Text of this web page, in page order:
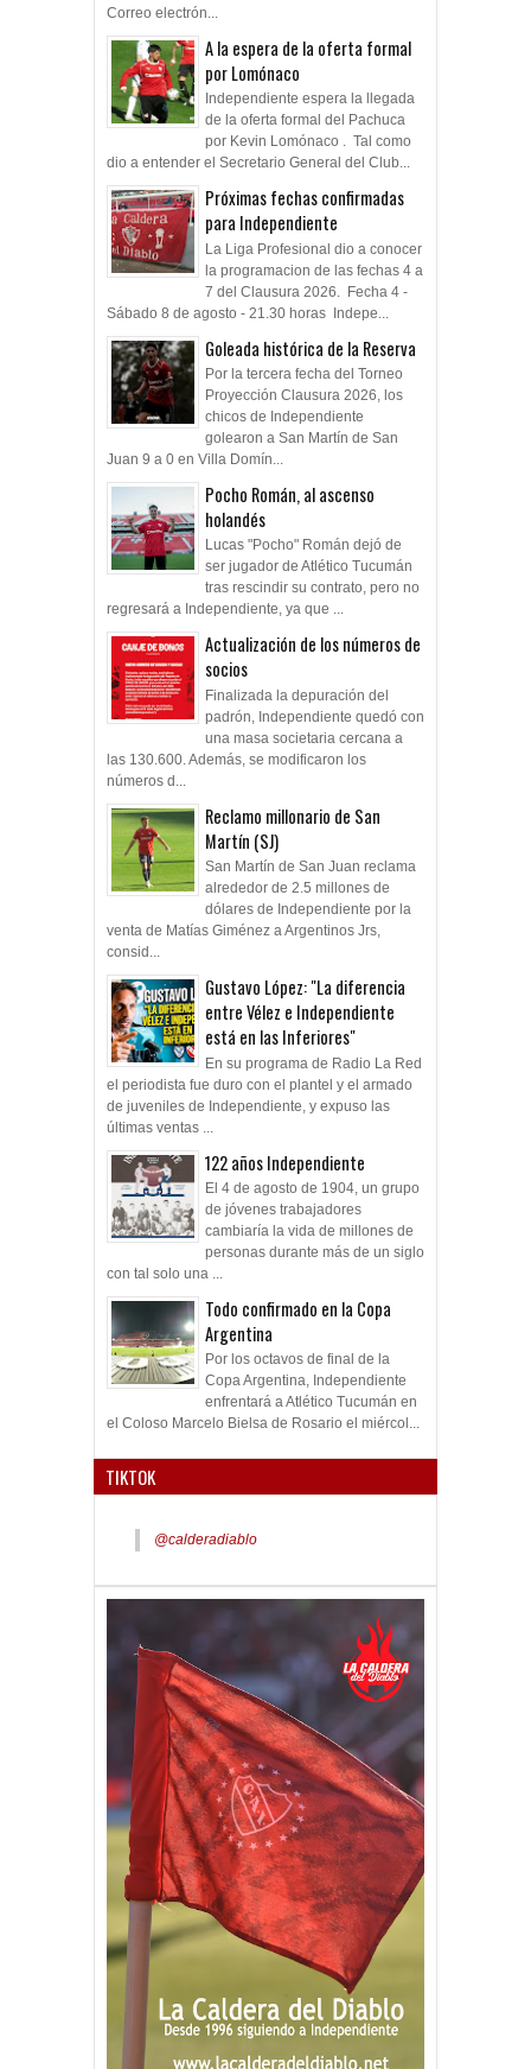
Correo electrón...
A la espera de la oferta formal
por Lomónaco
Independiente espera la llegada
de la oferta formal del Pachuca
por Kevin Lomónaco . Tal como
dio a entender el Secretario General del Club...
Próximas fechas confirmadas
para Independiente
La Liga Profesional dio a conocer
la programacion de las fechas 4 a
7 del Clausura 2026. Fecha 4 -
Sábado 8 de agosto - 21.30 horas Indepe...
Goleada histórica de la Reserva
Por la tercera fecha del Torneo
Proyección Clausura 2026, los
chicos de Independiente
golearon a San Martín de San
Juan 9 a 0 en Villa Domín...
Pocho Román, al ascenso
holandés
Lucas "Pocho" Román dejó de
ser jugador de Atlético Tucumán
tras rescindir su contrato, pero no
regresará a Independiente, ya que ...
Actualización de los números de
socios
Finalizada la depuración del
padrón, Independiente quedó con
una masa societaria cercana a
las 130.600. Además, se modificaron los
números d...
Reclamo millonario de San
Martín (SJ)
San Martín de San Juan reclama
alrededor de 2.5 millones de
dólares de Independiente por la
venta de Matías Giménez a Argentinos Jrs,
consid...
Gustavo López: "La diferencia
entre Vélez e Independiente
está en las Inferiores"
En su programa de Radio La Red
el periodista fue duro con el plantel y el armado
de juveniles de Independiente, y expuso las
últimas ventas ...
122 años Independiente
El 4 de agosto de 1904, un grupo
de jóvenes trabajadores
cambiaría la vida de millones de
personas durante más de un siglo
con tal solo una ...
Todo confirmado en la Copa
Argentina
Por los octavos de final de la
Copa Argentina, Independiente
enfrentará a Atlético Tucumán en
el Coloso Marcelo Bielsa de Rosario el miércol...
TIKTOK
@calderadiablo